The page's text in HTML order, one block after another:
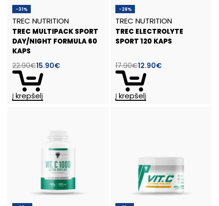
-31%
TREC NUTRITION
TREC MULTIPACK SPORT
DAY/NIGHT FORMULA 60
KAPS
22.90€15.90€
Į krepšelį
-28%
TREC NUTRITION
TREC ELECTROLYTE
SPORT 120 KAPS
17.90€12.90€
Į krepšelį